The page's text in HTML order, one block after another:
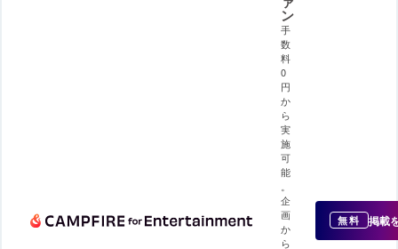
ン
手
数
料
0
円
か
ら
実
施
可
能
企
画
か
ら
無料 掲載